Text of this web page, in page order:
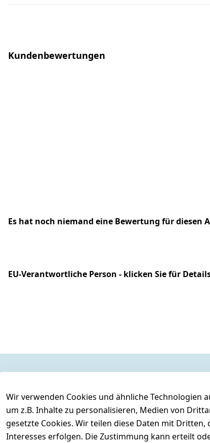
Kundenbewertungen
Es hat noch niemand eine Bewertung für diesen
EU-Verantwortliche Person - klicken Sie für
Wir verwenden Cookies und ähnliche Technologien
um z.B. Inhalte zu personalisieren, Medien von
gesetzte Cookies. Wir teilen diese Daten mit
Interesses erfolgen. Die Zustimmung kann erteilt
AGB
Impressum
Kontakt